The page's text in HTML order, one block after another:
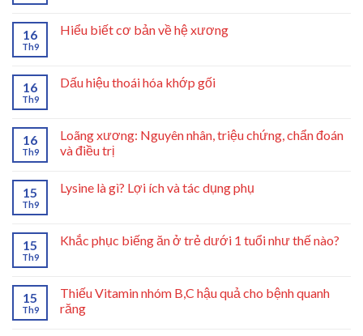
16
Th9
Hiểu biết cơ bản về hệ xương
16
Th9
Dấu hiệu thoái hóa khớp gối
16
Th9
Loãng xương: Nguyên nhân, triệu chứng, chẩn đoán
và điều trị
15
Th9
Lysine là gì? Lợi ích và tác dụng phụ
15
Th9
Khắc phục biếng ăn ở trẻ dưới 1 tuổi như thế nào?
15
Th9
Thiếu Vitamin nhóm B,C hậu quả cho bệnh quanh
răng